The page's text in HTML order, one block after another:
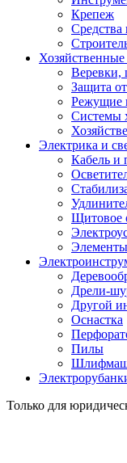
Крепеж
Веревки,
Защита
Режущие
Системы
Электрика и
Кабель и
Щитовое
Элементы
Дрели-
Другой
Оснастка
Пилы
Только для